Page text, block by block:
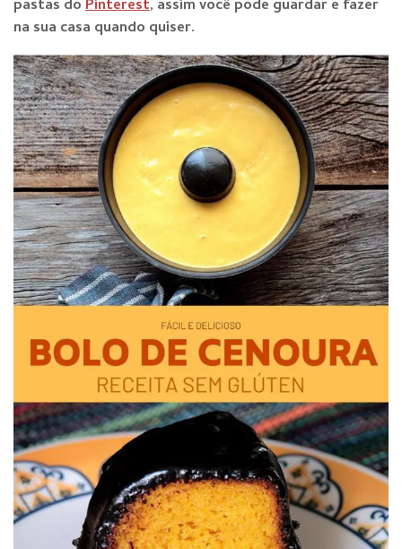
pastas doPinterest, assim você pode guardar e fazer
na sua casa quando quiser.